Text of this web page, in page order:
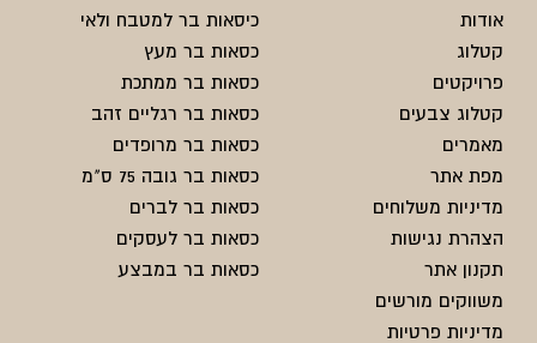
אודות
קטלוג
פרויקטים
קטלוג צבעים
מאמרים
מפת אתר
מדיניות משלוחים
הצהרת נגישות
תקנון אתר
משווקים מורשים
מדיניות פרטיות
כיסאות בר למטבח ולאי
כסאות בר מעץ
כסאות בר ממתכת
כסאות בר רגליים זהב
כסאות בר מרופדים
כסאות בר גובה 75 ס"מ
כסאות בר לברים
כסאות בר לעסקים
כסאות בר במבצע